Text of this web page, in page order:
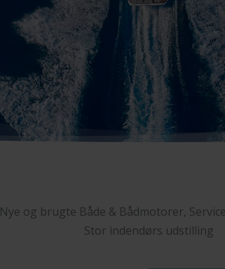
Nye og brugte Både & Bådmotorer,
Stor indendørs udstilling